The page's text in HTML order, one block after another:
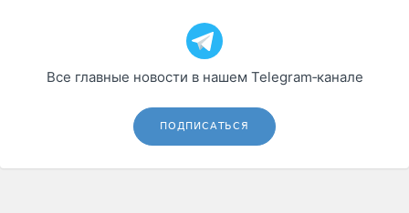
Все главные новости в нашем Telegram‑канале
ПОДПИСАТЬСЯ